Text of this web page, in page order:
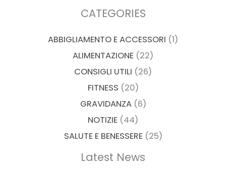
CATEGORIES
ABBIGLIAMENTO E ACCESSORI (1)
ALIMENTAZIONE (22)
CONSIGLI UTILI (26)
FITNESS (20)
GRAVIDANZA(6)
NOTIZIE (44)
SALUTE E BENESSERE(25)
Latest News